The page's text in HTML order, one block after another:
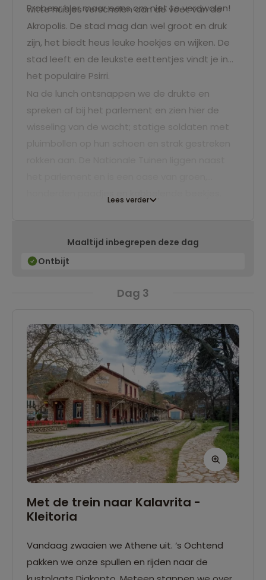
Probeer hier maar eens om niet te verdwalen!
witte huisjes verscholen aan de voet van de
Akropolis. De stad mag dan wel groot en druk
zijn, het biedt heus leuke hoekjes en wijken. De
stad leeft en de leukste eettentjes vindt je in
het populaire Psirri.
Na de lunch ontsnappen we de drukte en
spreken af bij het parlement en zien hier de
wisseling van de wacht; statige soldaten met
Lees verder
Maaltijd inbegrepen deze dag
Ontbijt
Dag 3
Met de trein naar Kalavrita -
Kleitoria
Vandaag zwaaien we Athene uit. ‘s Ochtend
pakken we onze spullen en rijden naar de